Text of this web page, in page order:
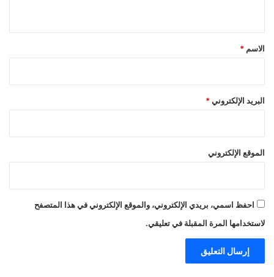
*
الاسم *
البريد الإلكتروني *
الموقع الإلكتروني
احفظ اسمي، بريدي الإلكتروني، والموقع الإلكتروني في هذا المتصفح
لاستخدامها المرة المقبلة في تعليقي.